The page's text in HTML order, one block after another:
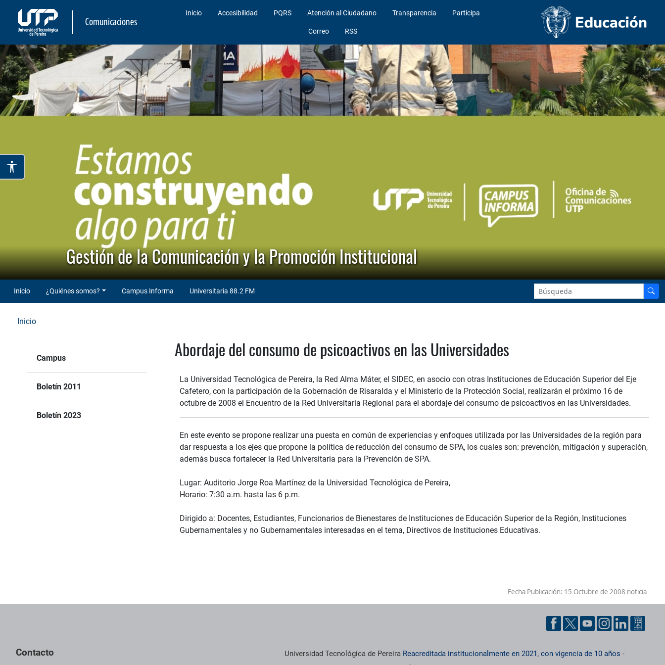
Comunicaciones
Inicio Accesibilidad PQRS Atención al Ciudadano Transparencia Participa
Correo RSS
Gestión de la Comunicación y la Promoción Institucional
Inicio ¿Quiénes somos? Campus Informa Universitaria 88.2 FM
Inicio
Campus
Boletín 2011
Boletín 2023
Abordaje del consumo de psicoactivos en las Universidades
La Universidad Tecnológica de Pereira, la Red Alma Máter, el SIDEC, en asocio con otras Instituciones de Educación Superior del Eje
Cafetero, con la participación de la Gobernación de Risaralda y el Ministerio de la Protección Social, realizarán el próximo 16 de
octubre de 2008 el Encuentro de la Red Universitaria Regional para el abordaje del consumo de psicoactivos en las Universidades.
En este evento se propone realizar una puesta en común de experiencias y enfoques utilizada por las Universidades de la región para
dar respuesta a los ejes que propone la política de reducción del consumo de SPA, los cuales son: prevención, mitigación y superación,
además busca fortalecer la Red Universitaria para la Prevención de SPA.
Lugar: Auditorio Jorge Roa Martínez de la Universidad Tecnológica de Pereira,
Horario: 7:30 a.m. hasta las 6 p.m.
Dirigido a: Docentes, Estudiantes, Funcionarios de Bienestares de Instituciones de Educación Superior de la Región, Instituciones
Gubernamentales y no Gubernamentales interesadas en el tema, Directivos de Instituciones Educativas.
Fecha Publicación: 15 Octubre de 2008 noticia
Contacto Universidad Tecnológica de Pereira Reacreditada institucionalmente en 2021, con vigencia de 10 años -